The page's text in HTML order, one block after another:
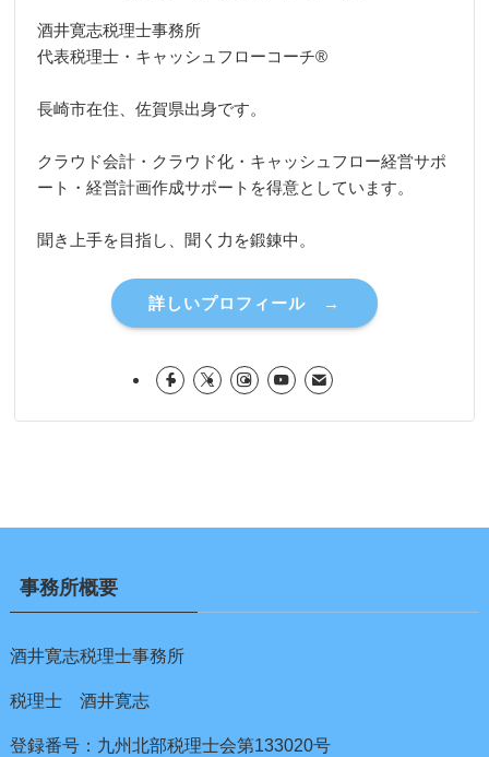
酒井寛志税理士事務所
代表税理士・キャッシュフローコーチ®
長崎市在住、佐賀県出身です。
クラウド会計・クラウド化・キャッシュフロー経営サポ
ート・経営計画作成サポートを得意としています。
聞き上手を目指し、聞く力を鍛錬中。
詳しいプロフィール →
事務所概要
酒井寛志税理士事務所
税理士 酒井寛志
登録番号：九州北部税理士会第133020号